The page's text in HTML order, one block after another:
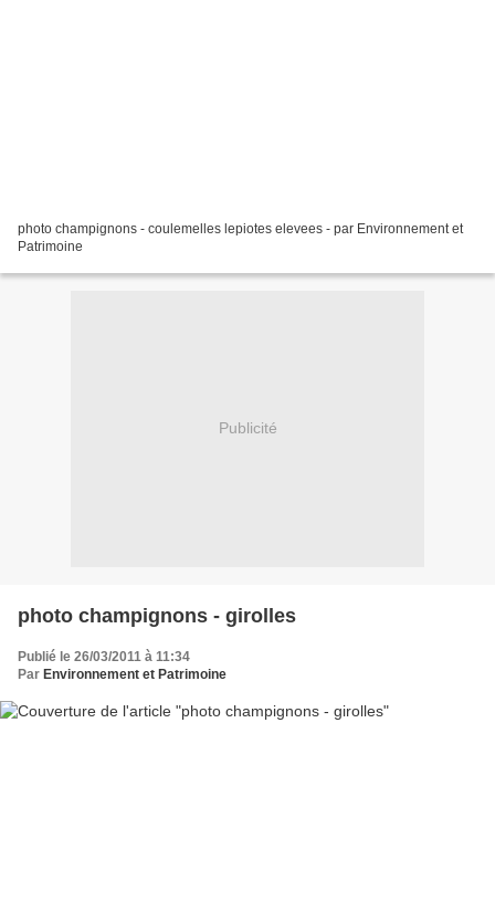
photo champignons - coulemelles lepiotes elevees - par Environnement et
Patrimoine
Publicité
photo champignons - girolles
Publié le 26/03/2011 à 11:34
Par Environnement et Patrimoine